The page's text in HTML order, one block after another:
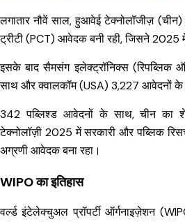
लगातार नौवें साल, हुआवेई टेक्नोलॉजीज़
ट्रीटी (PCT) आवेदक बनी रही, जिसने
इसके बाद सैमसंग इलेक्ट्रॉनिक्स
साथ और क्वालकॉम (USA) 3,227 आवेदनों के
342 पब्लिश्ड आवेदनों के साथ, चीन का
टेक्नोलॉज़ी 2025 में सरकारी और पब्लिक
अग्रणी आवेदक बना रहा।
WIPO का इतिहास
वर्ल्ड इंटेलेक्चुअल प्रॉपर्टी ऑर्गनाइज़ेशन